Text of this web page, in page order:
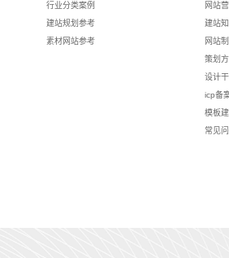
行业分类案例
建站规划参考
素材网站参考
网站
建站
网站
策划
设计
icp备
模板
常见